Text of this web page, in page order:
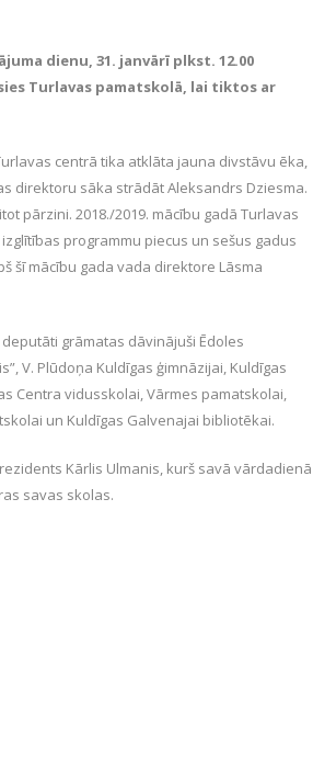
dienu, 31. janvārī plkst. 12.00
Turlavas pamatskolā, lai tiktos ar
centrā tika atklāta jauna divstāvu ēka,
direktoru sāka strādāt Aleksandrs Dziesma.
pārzini. 2018./2019. mācību gadā Turlavas
programmu piecus un sešus gadus
šī mācību gada vada direktore Lāsma
grāmatas dāvinājuši Ēdoles
V. Plūdoņa Kuldīgas ģimnāzijai, Kuldīgas
Centra vidusskolai, Vārmes pamatskolai,
un Kuldīgas Galvenajai bibliotēkai.
Kārlis Ulmanis, kurš savā vārdadienā
savas skolas.